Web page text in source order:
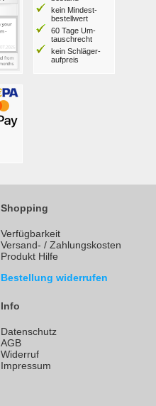
kein Mindest­
bestell­wert
60 Tage Um­
tausch­recht
kein Schläger­
aufpreis
Shopping
Verfügbarkeit
Versand- / Zahlungskosten
Produkt Hilfe
Bestellung widerrufen
Info
Datenschutz
AGB
Widerruf
Impressum